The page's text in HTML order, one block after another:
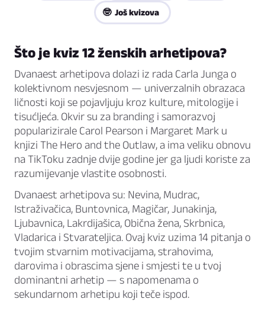
🤓 Još kvizova
Što je kviz 12 ženskih arhetipova?
Dvanaest arhetipova dolazi iz rada Carla Junga o
kolektivnom nesvjesnom — univerzalnih obrazaca
ličnosti koji se pojavljuju kroz kulture, mitologije i
tisućljeća. Okvir su za branding i samorazvoj
popularizirale Carol Pearson i Margaret Mark u
knjizi The Hero and the Outlaw, a ima veliku obnovu
na TikToku zadnje dvije godine jer ga ljudi koriste za
razumijevanje vlastite osobnosti.
Dvanaest arhetipova su: Nevina, Mudrac,
Istraživačica, Buntovnica, Magičar, Junakinja,
Ljubavnica, Lakrdijašica, Obična žena, Skrbnica,
Vladarica i Stvarateljica. Ovaj kviz uzima 14 pitanja o
tvojim stvarnim motivacijama, strahovima,
darovima i obrascima sjene i smjesti te u tvoj
dominantni arhetip — s napomenama o
sekundarnom arhetipu koji teče ispod.